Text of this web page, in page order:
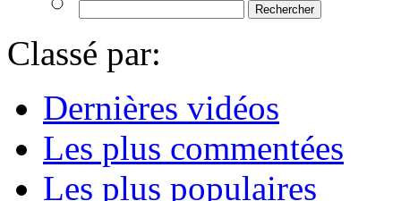
Classé par:
Dernières vidéos
Les plus commentées
Les plus populaires